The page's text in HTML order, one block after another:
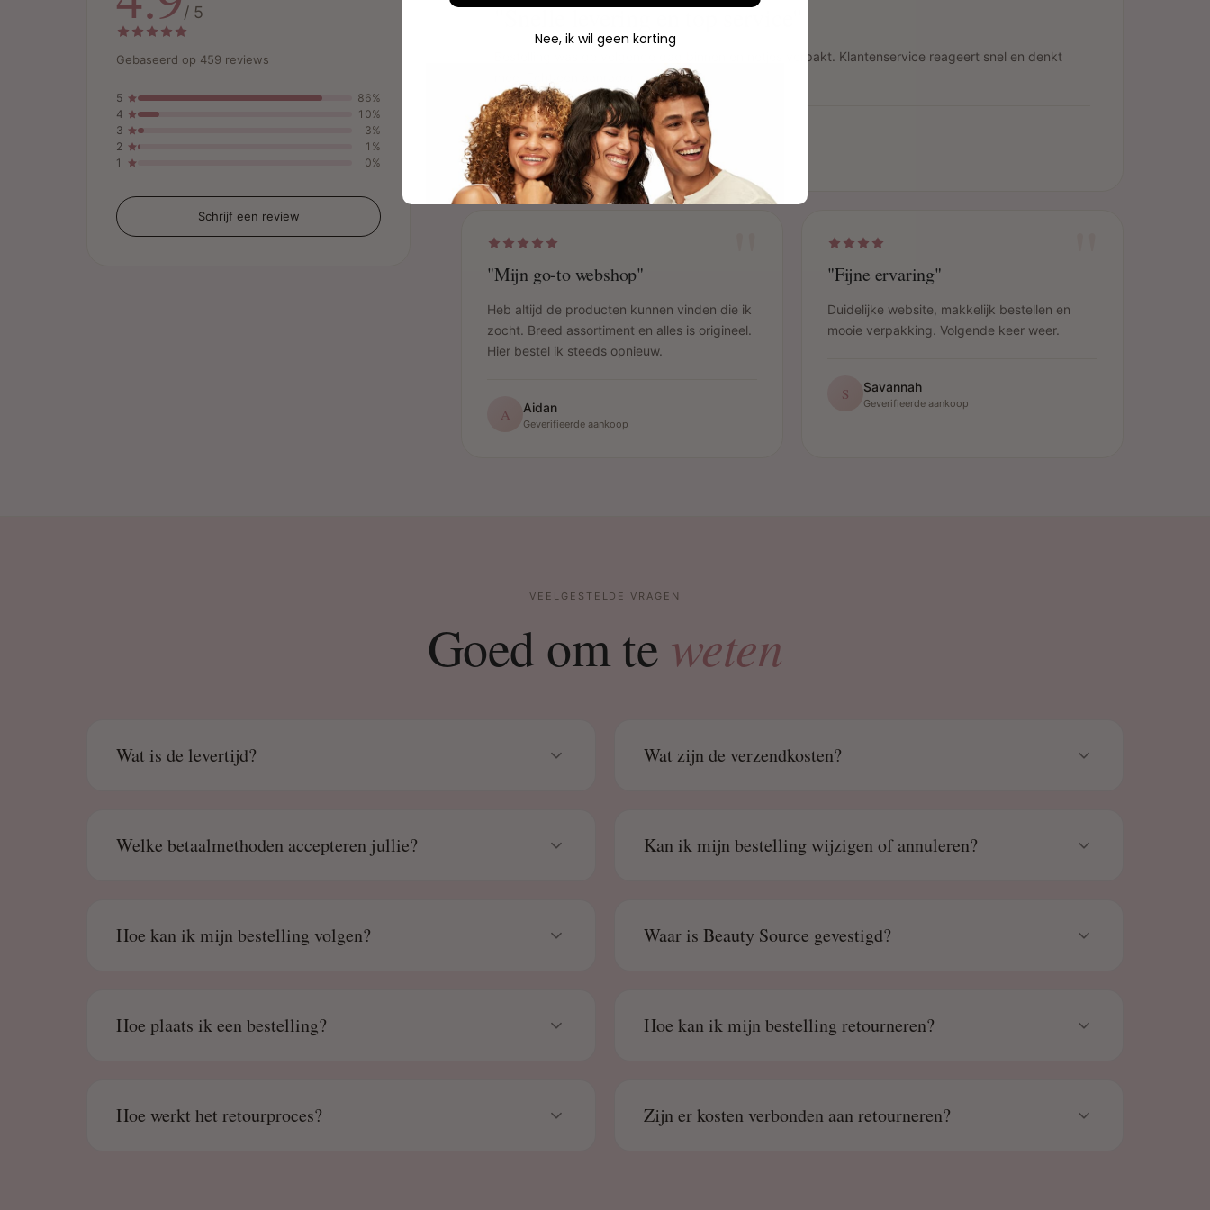
/ 5
Gebaseerd op 459 reviews
5
86%
4
10%
3
3%
2
1%
1
0%
Schrijf een review
"Snelle levering en top service"
Bestelling was de volgende dag binnen en netjes verpakt. Klantenservice reageert snel en denkt
S Sophie
Geverifieerde aankoop
"Mijn go-to webshop"
Heb altijd de producten kunnen vinden die ik
zocht. Breed assortiment en alles is origineel.
Hier bestel ik steeds opnieuw.
A Aidan
Geverifieerde aankoop
"Fijne ervaring"
Duidelijke website, makkelijk bestellen en
mooie verpakking. Volgende keer weer.
S Savannah
Geverifieerde aankoop
VEELGESTELDE VRAGEN
Goed om te weten
Wat is de levertijd? Wat zijn de verzendkosten?
Welke betaalmethoden accepteren jullie? Kan ik mijn bestelling wijzigen of annuleren?
Hoe kan ik mijn bestelling volgen? Waar is Beauty Source gevestigd?
Hoe plaats ik een bestelling? Hoe kan ik mijn bestelling retourneren?
Hoe werkt het retourproces? Zijn er kosten verbonden aan retourneren?
Nee, ik wil geen korting